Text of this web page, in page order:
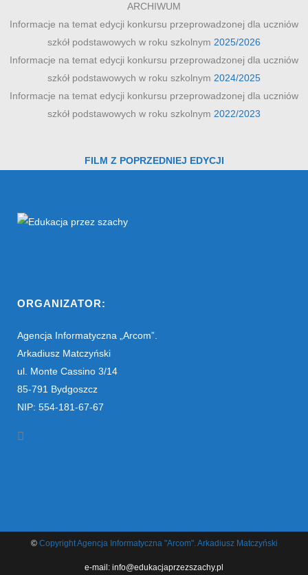
ARCHIWUM
Informacje na temat edycji konkursu przeprowadzonej dla uczniów
szkół podstawowych w roku szkolnym 2025/2026
Informacje na temat edycji konkursu przeprowadzonej dla uczniów
szkół podstawowych w roku szkolnym 2024/2025
Informacje na temat edycji konkursu przeprowadzonej dla uczniów
szkół podstawowych w roku szkolnym 2022/2023
FILM Z POPRZEDNIEJ EDYCJI
ORGANIZATOR:
Agencja Informatyczna „Arcom”.
Arkadiusz Matczyński
ul. Monte Cassino 3/14
85-791 Bydgoszcz
NIP: 554-181-67-67
© Copyright Agencja Informatyczna "Arcom". Arkadiusz Matczyński
e-mail: info@edukacjaprzezszachy.pl